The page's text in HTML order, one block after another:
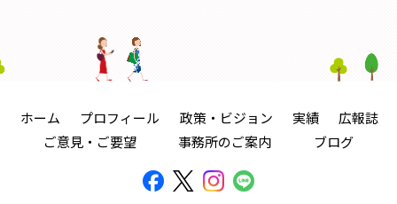
ホーム プロフィール 政策・ビジョン 実績
広報誌
ご意見・ご要望
事務所のご案内 ブログ